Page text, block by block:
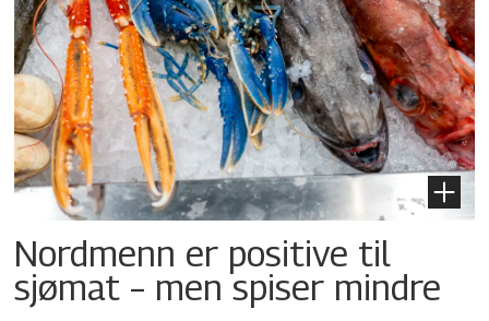
Nordmenn er positive til
sjømat – men spiser mindre